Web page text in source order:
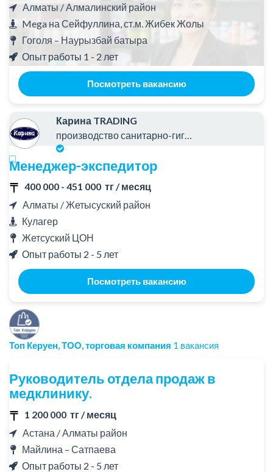
Алматы / Алмалинский район
Mega на Сейфуллина, ст.м. Жибек Жолы
Гоголя – Наурызбай батыра
Опыт работы 1 - 2 лет
Посмотреть вакансию
Карина TRADING
производство санитарно-гигиенической продукции
Менеджер-экспедитор
400 000 - 451 000 тг / месяц
Алматы / Жетысуский район
Кулагер
Жетсуский ЦОН
Опыт работы 2 - 5 лет
Посмотреть вакансию
Топ Керуен, ТОО, торговая компания 1 вакансия
Руководитель отдела продаж в
медклинику.
1 200 000 тг / месяц
Астана / Алматы район
Майлина – Сатпаева
Опыт работы 2 - 5 лет